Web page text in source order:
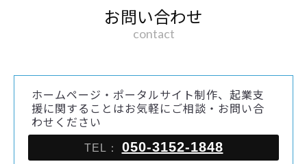
お問い合わせ
contact
ホームページ・ポータルサイト制作、起業支
援に関することはお気軽にご相談・お問い合
わせください
TEL： 050-3152-1848